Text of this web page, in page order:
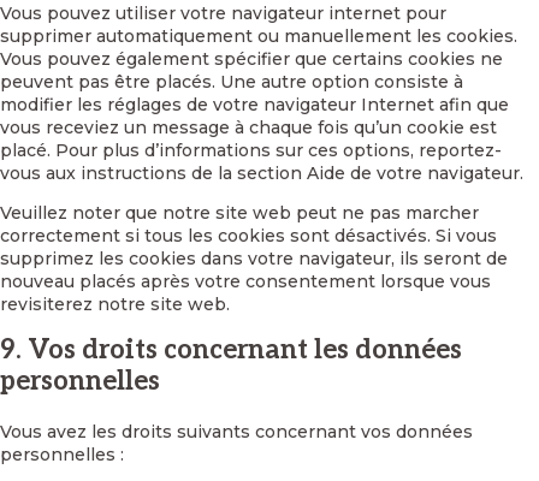
Vous pouvez utiliser votre navigateur internet pour
supprimer automatiquement ou manuellement les cookies.
Vous pouvez également spécifier que certains cookies ne
peuvent pas être placés. Une autre option consiste à
modifier les réglages de votre navigateur Internet afin que
vous receviez un message à chaque fois qu’un cookie est
placé. Pour plus d’informations sur ces options, reportez-
vous aux instructions de la section Aide de votre navigateur.
Veuillez noter que notre site web peut ne pas marcher
correctement si tous les cookies sont désactivés. Si vous
supprimez les cookies dans votre navigateur, ils seront de
nouveau placés après votre consentement lorsque vous
revisiterez notre site web.
9. Vos droits concernant les données
personnelles
Vous avez les droits suivants concernant vos données
personnelles :